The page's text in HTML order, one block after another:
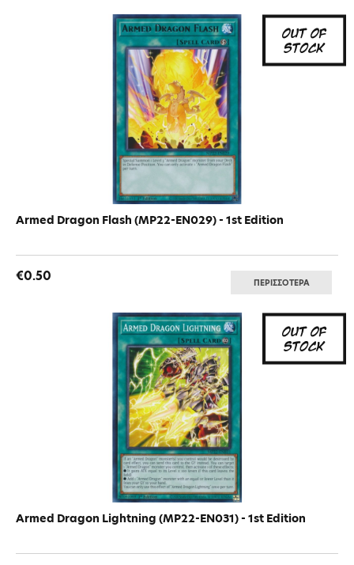
Armed Dragon Flash (MP22-EN029) - 1st Edition
€0.50 ΠΕΡΙΣΣΟΤΕΡΑ
Armed Dragon Lightning (MP22-EN031) - 1st Edition